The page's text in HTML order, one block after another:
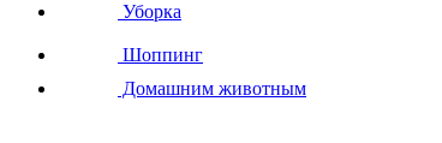
Уборка
Шоппинг
Домашним животным